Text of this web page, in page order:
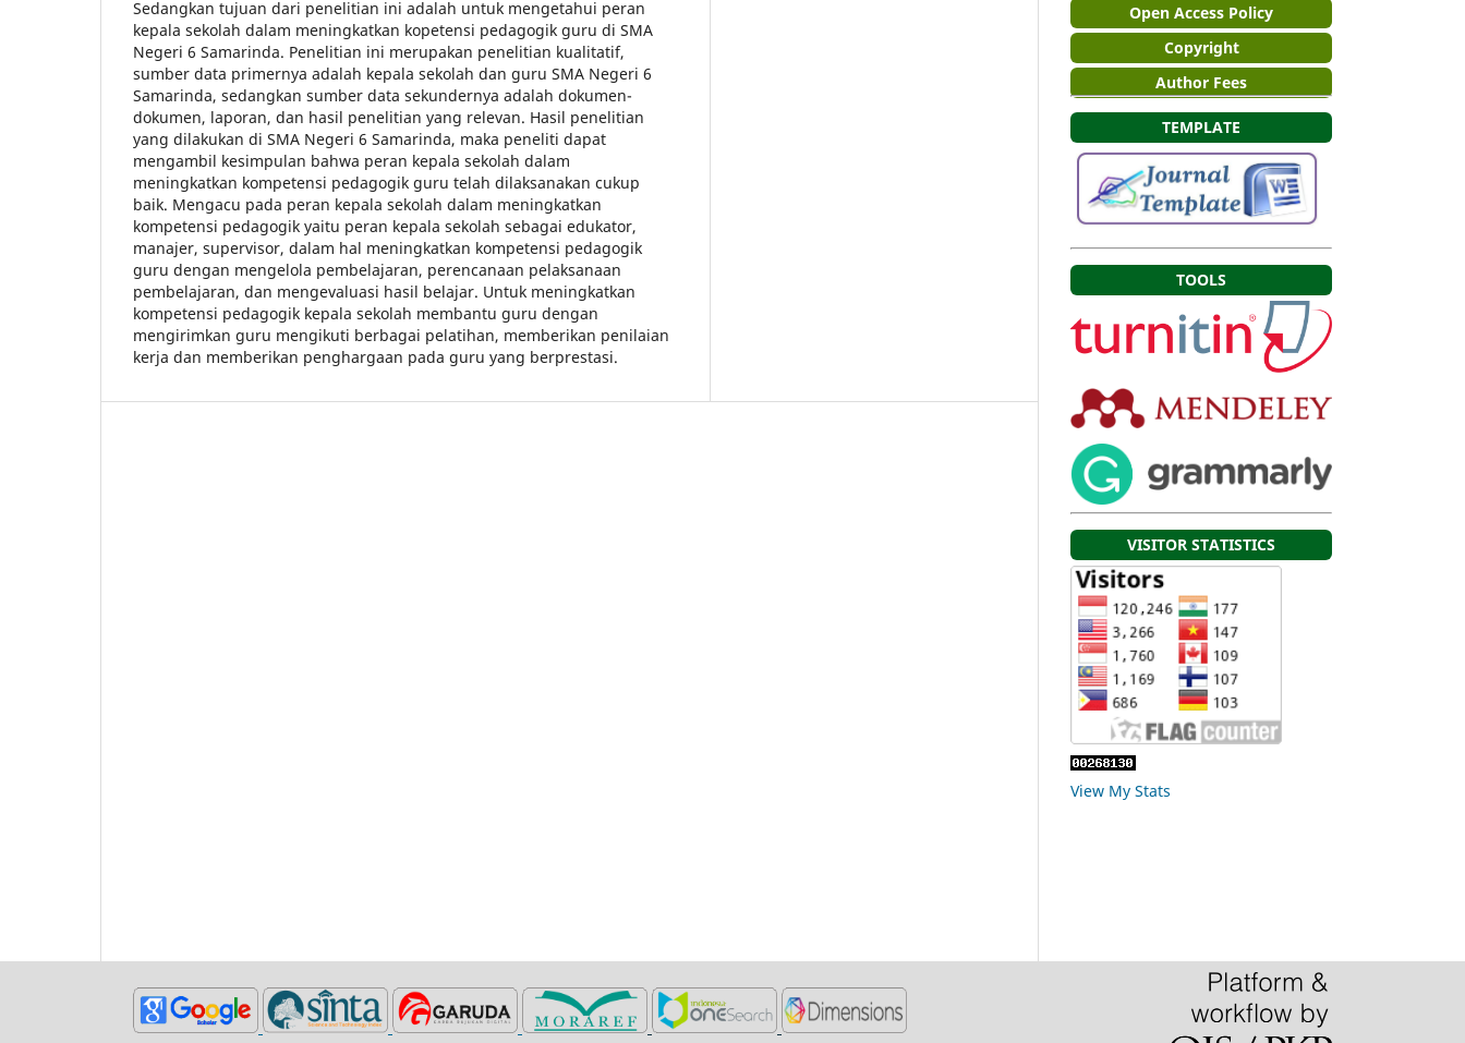
Sedangkan tujuan dari penelitian ini adalah untuk mengetahui peran
kepala sekolah dalam meningkatkan kopetensi pedagogik guru di SMA
Negeri 6 Samarinda. Penelitian ini merupakan penelitian kualitatif,
sumber data primernya adalah kepala sekolah dan guru SMA Negeri 6
Samarinda, sedangkan sumber data sekundernya adalah dokumen-
dokumen, laporan, dan hasil penelitian yang relevan. Hasil penelitian
yang dilakukan di SMA Negeri 6 Samarinda, maka peneliti dapat
mengambil kesimpulan bahwa peran kepala sekolah dalam
meningkatkan kompetensi pedagogik guru telah dilaksanakan cukup
baik. Mengacu pada peran kepala sekolah dalam meningkatkan
kompetensi pedagogik yaitu peran kepala sekolah sebagai edukator,
manajer, supervisor, dalam hal meningkatkan kompetensi pedagogik
guru dengan mengelola pembelajaran, perencanaan pelaksanaan
pembelajaran, dan mengevaluasi hasil belajar. Untuk meningkatkan
kompetensi pedagogik kepala sekolah membantu guru dengan
mengirimkan guru mengikuti berbagai pelatihan, memberikan penilaian
kerja dan memberikan penghargaan pada guru yang berprestasi.
Open Access Policy
Copyright
Author Fees
TEMPLATE
TOOLS
VISITOR STATISTICS
View My Stats